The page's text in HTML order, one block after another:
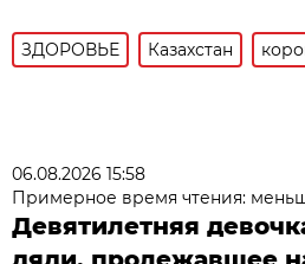
ЗДОРОВЬЕ Казахстан
06.08.2026 15:58
Примерное время чтения:
Девятилетняя